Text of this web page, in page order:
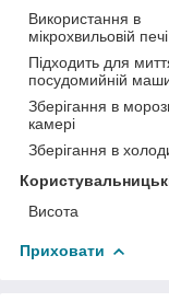
Використання в
мікрохвильовій печі
Підходить для
посудомийній
Зберігання в
камері
Зберігання в
Висота
Приховати